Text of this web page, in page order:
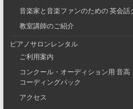
音楽家と音楽ファンのための 英会話
教室講師のご紹介
ピアノサロンレンタル
ご利用案内
コンクール・オーディション用 音
コーディングパック
アクセス